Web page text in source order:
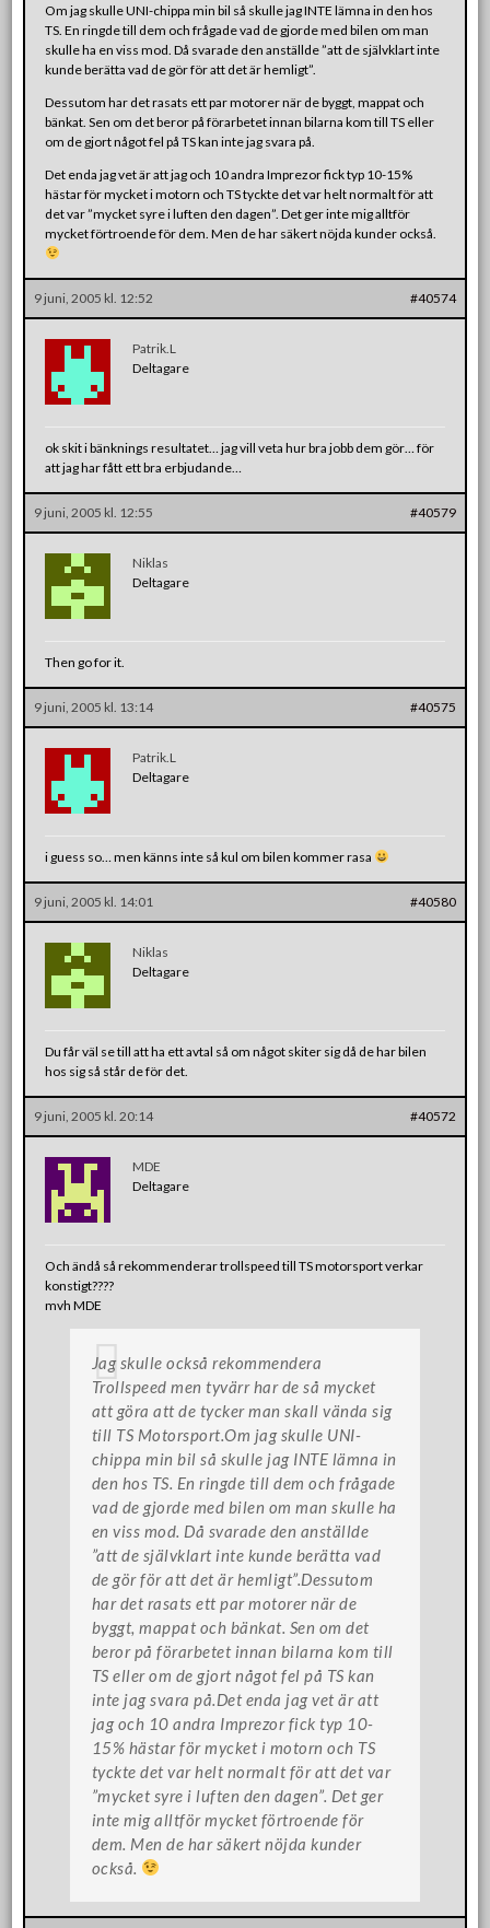
Om jag skulle UNI-chippa min bil så skulle jag INTE lämna in den hos
TS. En ringde till dem och frågade vad de gjorde med bilen om man
skulle ha en viss mod. Då svarade den anställde ”att de självklart inte
kunde berätta vad de gör för att det är hemligt”.
Dessutom har det rasats ett par motorer när de byggt, mappat och
bänkat. Sen om det beror på förarbetet innan bilarna kom till TS eller
om de gjort något fel på TS kan inte jag svara på.
Det enda jag vet är att jag och 10 andra Imprezor fick typ 10-15%
hästar för mycket i motorn och TS tyckte det var helt normalt för att
det var ”mycket syre i luften den dagen”. Det ger inte mig alltför
mycket förtroende för dem. Men de har säkert nöjda kunder också.
9 juni, 2005 kl. 12:52 #40574
Patrik.L
Deltagare
ok skit i bänknings resultatet… jag vill veta hur bra jobb dem gör… för
att jag har fått ett bra erbjudande…
9 juni, 2005 kl. 12:55 #40579
Niklas
Deltagare
Then go for it.
9 juni, 2005 kl. 13:14 #40575
Patrik.L
Deltagare
i guess so… men känns inte så kul om bilen kommer rasa
9 juni, 2005 kl. 14:01 #40580
Niklas
Deltagare
Du får väl se till att ha ett avtal så om något skiter sig då de har bilen
hos sig så står de för det.
9 juni, 2005 kl. 20:14 #40572
MDE
Deltagare
Och ändå så rekommenderar trollspeed till TS motorsport verkar
konstigt????
mvh MDE
Jag skulle också rekommendera
Trollspeed men tyvärr har de så mycket
att göra att de tycker man skall vända sig
till TS Motorsport.Om jag skulle UNI-
chippa min bil så skulle jag INTE lämna in
den hos TS. En ringde till dem och frågade
vad de gjorde med bilen om man skulle ha
en viss mod. Då svarade den anställde
”att de självklart inte kunde berätta vad
de gör för att det är hemligt”.Dessutom
har det rasats ett par motorer när de
byggt, mappat och bänkat. Sen om det
beror på förarbetet innan bilarna kom till
TS eller om de gjort något fel på TS kan
inte jag svara på.Det enda jag vet är att
jag och 10 andra Imprezor fick typ 10-
15% hästar för mycket i motorn och TS
tyckte det var helt normalt för att det var
”mycket syre i luften den dagen”. Det ger
inte mig alltför mycket förtroende för
dem. Men de har säkert nöjda kunder
också.